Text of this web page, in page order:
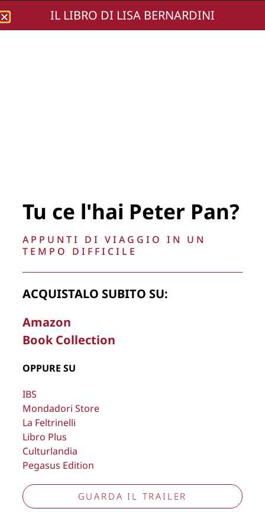
Lisa Bernardini
rimuovere, oscurare, modificare, immagini e testi del sito, a
propria discrezione.
Cookie PolicyPrivacy Policy
IL LIBRO DI LISA BERNARDINI
Tu ce l'hai Peter Pan?
APPUNTI DI VIAGGIO IN UN
TEMPO DIFFICILE
ACQUISTALO SUBITO SU:
Amazon
Book Collection
OPPURE SU
IBS
Mondadori Store
La Feltrinelli
Libro Plus
Culturlandia
Pegasus Edition
GUARDA IL TRAILER